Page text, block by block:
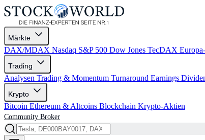
Märkte
DAX/MDAX Nasdaq S&P 500 Dow Jones TecDAX
Trading
Analysen Trading & Momentum Turnaround Earnings
Krypto
Bitcoin Ethereum & Altcoins Blockchain Krypto-Aktien
Community Broker